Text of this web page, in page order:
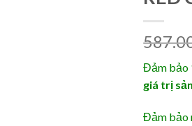
Đảm bảo
giá trị
Đảm bảo